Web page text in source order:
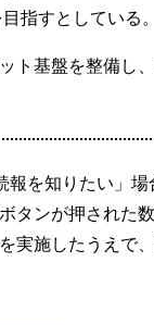
指すとしている。
ト基盤を整備し
を知りたい」場
ンが押された数
実施したうえで